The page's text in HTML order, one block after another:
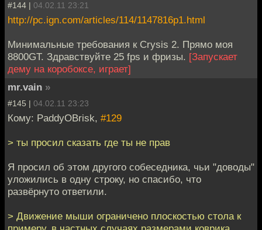
#144 | 04.02.11 23:21
http://pc.ign.com/articles/114/1147816p1.html
Минимальные требования к Crysis 2. Прямо моя
8800GT. Здравствуйте 25 fps и фризы. [Запускает
дему на коробоксе, играет]
mr.vain »
#145 | 04.02.11 23:23
Кому: PaddyOBrisk, #129
> ты просил сказать где ты не прав
Я просил об этом другого собеседника, чьи "доводы"
уложились в одну строку, но спасибо, что
развёрнуто ответили.
> Движение мыши ограничено плоскостью стола к